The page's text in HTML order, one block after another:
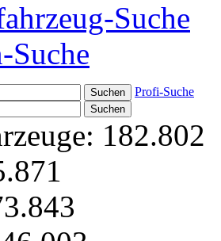
Suche
Suche
Profi-Suche
182.802